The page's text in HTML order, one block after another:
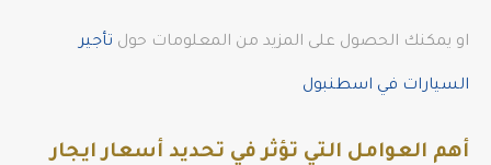
او يمكنك الحصول على المزيد من المعلومات حول تأجير
السيارات في اسطنبول
أهم العوامل التي تؤثر في تحديد أسعار ايجار